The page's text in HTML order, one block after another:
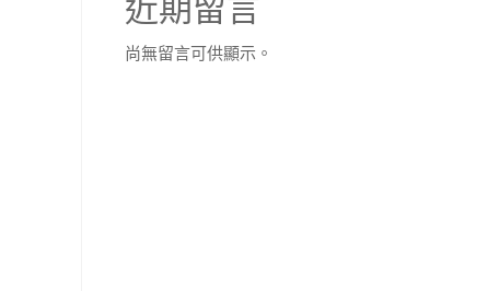
近期留言
尚無留言可供顯示。